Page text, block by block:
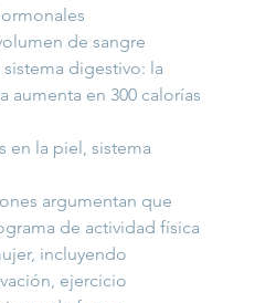
de sangre
digestivo: la
aumenta en 300 calorías
en la piel, sistema
argumentan que
de actividad física
incluyendo
ejercicio